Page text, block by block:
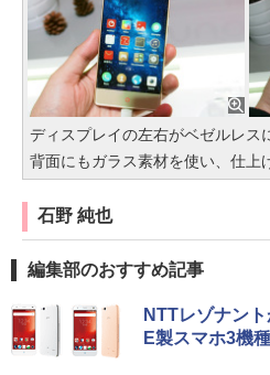
ディスプレイの左右がベゼルレス
背面にもガラス素材を使い、仕上
石野 純也
編集部のおすすめ記事
NTTレゾナン
E製スマホ3機